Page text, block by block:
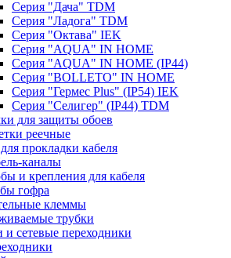
Серия "Дача" TDM
Серия "Ладога" TDM
Серия "Октава" IEK
Серия "AQUA" IN HOME
Серия "AQUA" IN HOME (IP44)
Серия "BОLLETO" IN HOME
Серия "Гермес Plus" (IP54) IEK
Серия "Селигер" (IP44) TDM
для защиты обоев
реечные
прокладки кабеля
каналы
и крепления для кабеля
гофра
клеммы
трубки
и сетевые переходники